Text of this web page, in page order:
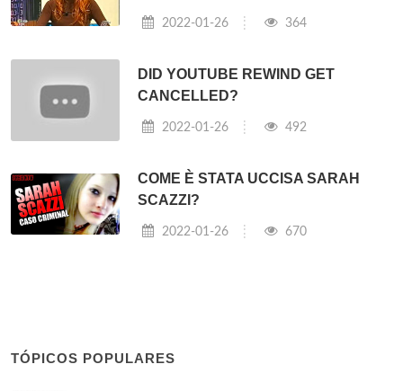
2022-01-26 364
DID YOUTUBE REWIND GET
CANCELLED?
2022-01-26 492
COME È STATA UCCISA SARAH
SCAZZI?
2022-01-26 670
TÓPICOS POPULARES